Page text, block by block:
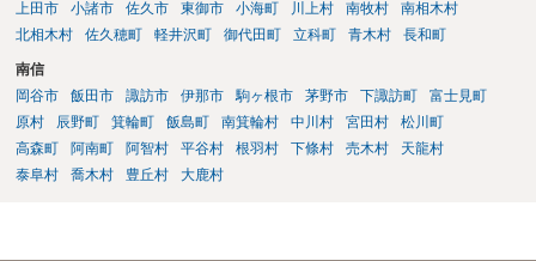
上田市
小諸市 佐久市 東御市 小海町 川上村 南牧村
南相木村
北相木村
佐久穂町 軽井沢町 御代田町 立科町 青木村 長和町
南信
岡谷市
飯田市 諏訪市 伊那市 駒ヶ根市 茅野市 下諏訪町
富士見町
原村
辰野町 箕輪町 飯島町 南箕輪村 中川村 宮田村
松川町
高森町
阿南町 阿智村 平谷村 根羽村 下條村 売木村
天龍村
泰阜村
喬木村 豊丘村 大鹿村